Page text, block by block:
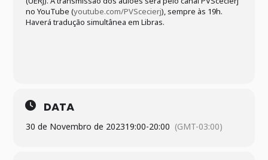
no YouTube (youtube.com/PVScecierj), sempre às 19h.
Haverá tradução simultânea em Libras.
DATA
30 de Novembro de 202319:00-20:00 (GMT-03:00)